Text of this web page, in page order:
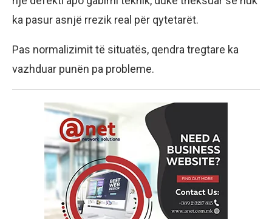
ka pasur asnjë rrezik real për qytetarët.
Pas normalizimit të situatës, qendra tregtare ka
vazhduar punën pa probleme.